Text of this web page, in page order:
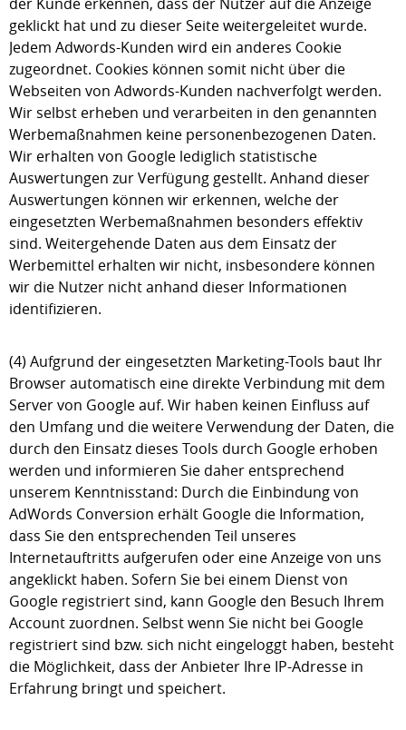
geklickt hat und zu dieser Seite weitergeleitet wurde.
Jedem Adwords-Kunden wird ein anderes Cookie
zugeordnet. Cookies können somit nicht über die
Webseiten von Adwords-Kunden nachverfolgt werden.
Wir selbst erheben und verarbeiten in den genannten
Werbemaßnahmen keine personenbezogenen Daten.
Wir erhalten von Google lediglich statistische
Auswertungen zur Verfügung gestellt. Anhand dieser
Auswertungen können wir erkennen, welche der
eingesetzten Werbemaßnahmen besonders effektiv
sind. Weitergehende Daten aus dem Einsatz der
Werbemittel erhalten wir nicht, insbesondere können
wir die Nutzer nicht anhand dieser Informationen
identifizieren.
(4) Aufgrund der eingesetzten Marketing-Tools baut Ihr
Browser automatisch eine direkte Verbindung mit dem
Server von Google auf. Wir haben keinen Einfluss auf
den Umfang und die weitere Verwendung der Daten, die
durch den Einsatz dieses Tools durch Google erhoben
werden und informieren Sie daher entsprechend
unserem Kenntnisstand: Durch die Einbindung von
AdWords Conversion erhält Google die Information,
dass Sie den entsprechenden Teil unseres
Internetauftritts aufgerufen oder eine Anzeige von uns
angeklickt haben. Sofern Sie bei einem Dienst von
Google registriert sind, kann Google den Besuch Ihrem
Account zuordnen. Selbst wenn Sie nicht bei Google
registriert sind bzw. sich nicht eingeloggt haben, besteht
die Möglichkeit, dass der Anbieter Ihre IP-Adresse in
Erfahrung bringt und speichert.